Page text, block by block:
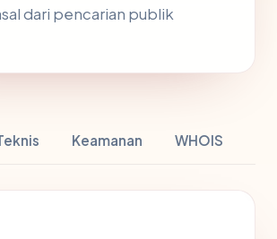
dari pencarian publik
Keamanan WHOIS